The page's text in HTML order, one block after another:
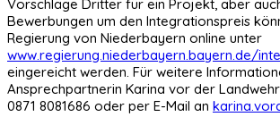
Vorschläge Dritter für ein Projekt, aber
Bewerbungen um den Integrationspreis
Regierung von Niederbayern online unter
www.regierung.niederbayern.bayern.de/
eingereicht werden. Für weitere
Ansprechpartnerin Karina vor der
0871 8081686 oder per E-Mail an